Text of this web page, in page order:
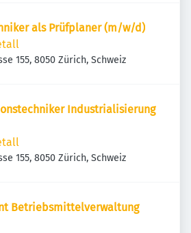
als Prüfplaner (m/w/d)
155, 8050 Zürich, Schweiz
Industrialisierung
155, 8050 Zürich, Schweiz
Betriebsmittelverwaltung